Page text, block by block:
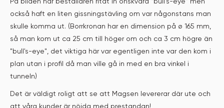
också haft en liten gissningstävling om var någonstans man
skulle komma ut. (Borrkronan har en dimension på ø 165 mm,
så man kom ut ca 25 cm till höger om och ca 3 cm högre än
"bull's-eye", det viktiga här var egentligen inte var den kom i
plan utan i profil då man ville gå in med en bra vinkel i
tunneln)
Det är väldigt roligt att se att Magsen levererar där ute och
att våra kunder är nöjda med prestandan!